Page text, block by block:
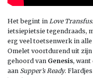
Het begint in Love
ietsiepietsie tegendraads,
erg veel toetsenwerk in
Omelet voortdurend uit
gehoord van Genesis, want
aan Supper’s Ready.